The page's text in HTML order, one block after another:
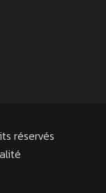
réservés